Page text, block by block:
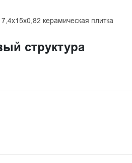
керамическая плитка
структура